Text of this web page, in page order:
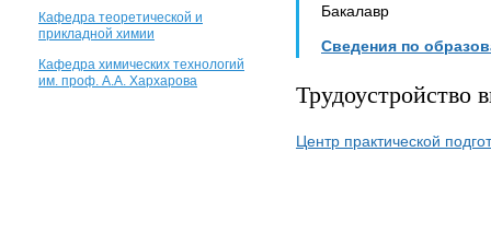
Кафедра теоретической и
прикладной химии
Кафедра химических технологий
им. проф. А.А. Хархарова
Бакалавр
Сведения по
Трудоустройство
Центр практической